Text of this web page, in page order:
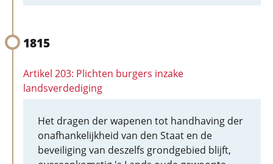
1815
Artikel 203: Plichten burgers inzake
landsverdediging
Het dragen der wapenen tot handhaving der
onafhankelijkheid van den Staat en de
beveiliging van deszelfs grondgebied blijft,